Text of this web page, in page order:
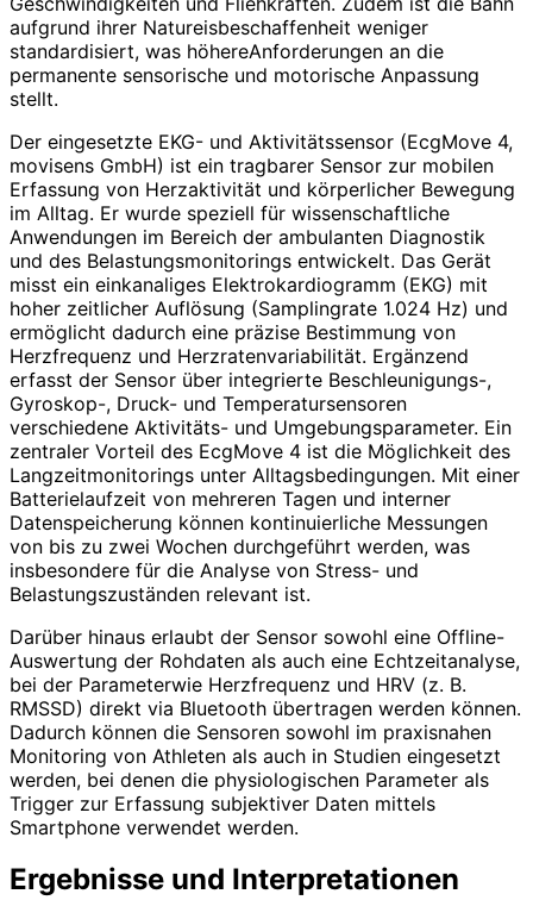
aufgrund ihrer Natureisbeschaffenheit weniger
standardisiert, was höhereAnforderungen an die
permanente sensorische und motorische Anpassung
stellt.
Der eingesetzte EKG- und Aktivitätssensor (EcgMove 4,
movisens GmbH) ist ein tragbarer Sensor zur mobilen
Erfassung von Herzaktivität und körperlicher Bewegung
im Alltag. Er wurde speziell für wissenschaftliche
Anwendungen im Bereich der ambulanten Diagnostik
und des Belastungsmonitorings entwickelt. Das Gerät
misst ein einkanaliges Elektrokardiogramm (EKG) mit
hoher zeitlicher Auflösung (Samplingrate 1.024 Hz) und
ermöglicht dadurch eine präzise Bestimmung von
Herzfrequenz und Herzratenvariabilität. Ergänzend
erfasst der Sensor über integrierte Beschleunigungs-,
Gyroskop-, Druck- und Temperatursensoren
verschiedene Aktivitäts- und Umgebungsparameter. Ein
zentraler Vorteil des EcgMove 4 ist die Möglichkeit des
Langzeitmonitorings unter Alltagsbedingungen. Mit einer
Batterielaufzeit von mehreren Tagen und interner
Datenspeicherung können kontinuierliche Messungen
von bis zu zwei Wochen durchgeführt werden, was
insbesondere für die Analyse von Stress- und
Belastungszuständen relevant ist.
Darüber hinaus erlaubt der Sensor sowohl eine Offline-
Auswertung der Rohdaten als auch eine Echtzeitanalyse,
bei der Parameterwie Herzfrequenz und HRV (z. B.
RMSSD) direkt via Bluetooth übertragen werden können.
Dadurch können die Sensoren sowohl im praxisnahen
Monitoring von Athleten als auch in Studien eingesetzt
werden, bei denen die physiologischen Parameter als
Trigger zur Erfassung subjektiver Daten mittels
Smartphone verwendet werden.
Ergebnisse und Interpretationen